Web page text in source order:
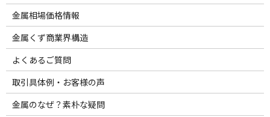
金属相場価格情報
金属くず商業界構造
よくあるご質問
取引具体例・お客様の声
金属のなぜ？素朴な疑問